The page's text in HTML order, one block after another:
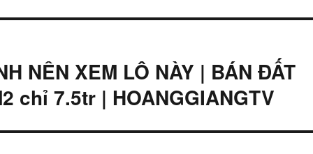
NÊN XEM LÔ NÀY | BÁN ĐẤT
chỉ 7.5tr | HOANGGIANGTV